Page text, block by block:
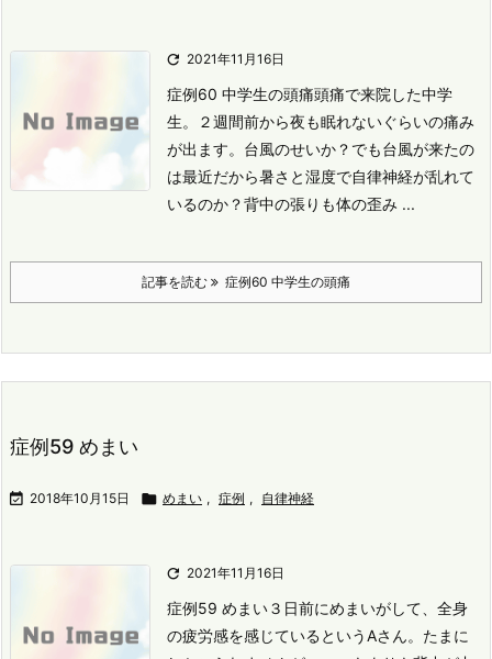
 2021年11月16日
症例60 中学生の頭痛頭痛で来院した中学
生。
２週間前から夜も眠れないぐらいの痛み
が出ます。 台風のせいか？ でも台風が来たの
は最近だから暑さと湿度で自律神経が乱れて
いるのか？背中の張りも体の歪み ...
記事を読む 症例60 中学生の頭痛
症例59 めまい
 2018年10月15日  めまい , 症例 , 自律神経
 2021年11月16日
症例59 めまい３日前にめまいがして、全身
の疲労感を感じているというAさん。 たまに